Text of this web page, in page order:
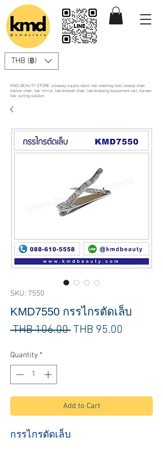
THB (฿)
KMD BEAUTY STORE, a beauty supply store, hair washing bed, beauty chair,
barber chair, hair mirror, hairdresser chair, hairdressing equipment cart, Korean
hair curling solution
SKU: 7550
KMD7550 กรรไกรตัดเล็บ
THB 106.00 Regular
THB 95.00
Quantity *
Add to Cart
กรรไกรตัดเล็บ